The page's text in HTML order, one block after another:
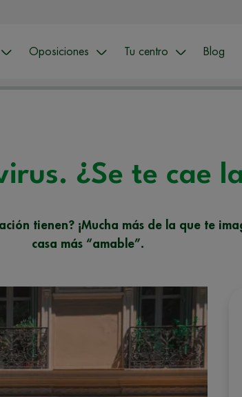
Oposiciones Tu centro Blog
¿Se te cae
tienen? ¡Mucha más de la que te
casa más “amable”.